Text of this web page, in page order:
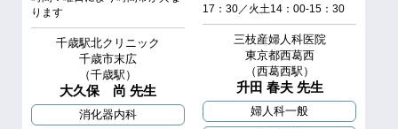
ります
千歳駅北クリニック
千歳市末広
（千歳駅）
大久保 尚 先生
消化器内科
17：30／火土14：00‐15：30
三枝産婦人科医院
東京都西葛西
（西葛西駅）
升田 春夫 先生
婦人科一般